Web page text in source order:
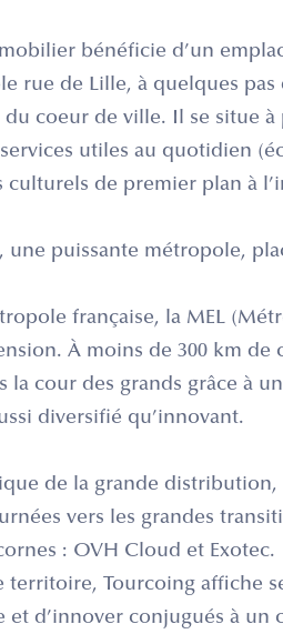
bénéficie d’un
rue de Lille, à quelques
du coeur de ville. Il se situe
utiles au quotidien
culturels de premier plan à
une puissante métropole,
française, la MEL
À moins de 300 km
la cour des grands grâce à
diversifié qu’innovant.
de la grande
vers les grandes
: OVH Cloud et Exotec.
territoire, Tourcoing affiche
et d’innover conjugués à